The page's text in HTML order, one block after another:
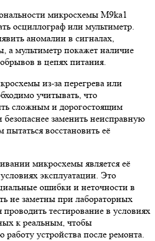
микросхемы M9ka1
осциллограф или мультиметр.
аномалии в сигналах,
а мультиметр покажет наличие
в цепях питания.
из-за перегрева или
учитывать, что
сложным и дорогостоящим
заменить неисправную
восстановить её
микросхемы является её
эксплуатации. Это
ошибки и неточности в
не заметны при лабораторных
проводить тестирование в условиях
к реальным, чтобы
работу устройства после ремонта.